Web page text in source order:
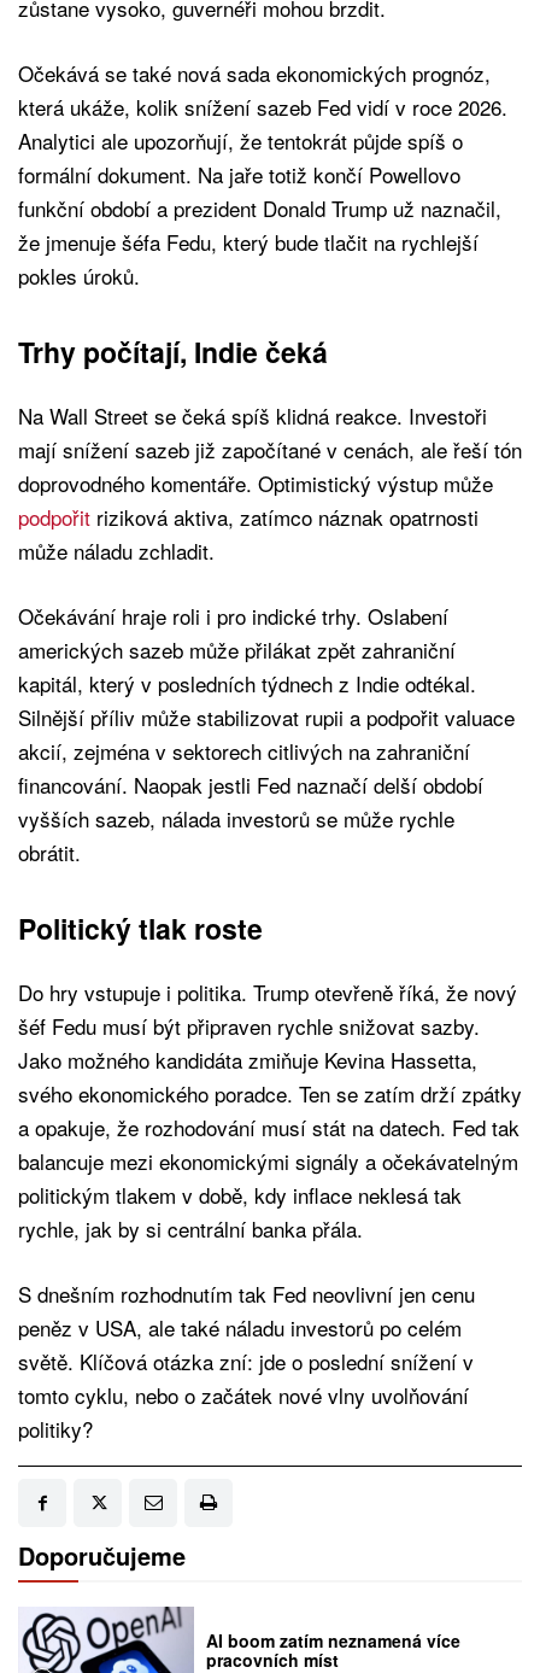
zůstane vysoko, guvernéři mohou brzdit.
Očekává se také nová sada ekonomických prognóz,
která ukáže, kolik snížení sazeb Fed vidí v roce 2026.
Analytici ale upozorňují, že tentokrát půjde spíš o
formální dokument. Na jaře totiž končí Powellovo
funkční období a prezident Donald Trump už naznačil,
že jmenuje šéfa Fedu, který bude tlačit na rychlejší
pokles úroků.
Trhy počítají, Indie čeká
Na Wall Street se čeká spíš klidná reakce. Investoři
mají snížení sazeb již započítané v cenách, ale řeší tón
doprovodného komentáře. Optimistický výstup může
podpořit riziková aktiva, zatímco náznak opatrnosti
může náladu zchladit.
Očekávání hraje roli i pro indické trhy. Oslabení
amerických sazeb může přilákat zpět zahraniční
kapitál, který v posledních týdnech z Indie odtékal.
Silnější příliv může stabilizovat rupii a podpořit valuace
akcií, zejména v sektorech citlivých na zahraniční
financování. Naopak jestli Fed naznačí delší období
vyšších sazeb, nálada investorů se může rychle
obrátit.
Politický tlak roste
Do hry vstupuje i politika. Trump otevřeně říká, že nový
šéf Fedu musí být připraven rychle snižovat sazby.
Jako možného kandidáta zmiňuje Kevina Hassetta,
svého ekonomického poradce. Ten se zatím drží zpátky
a opakuje, že rozhodování musí stát na datech. Fed tak
balancuje mezi ekonomickými signály a očekávatelným
politickým tlakem v době, kdy inflace neklesá tak
rychle, jak by si centrální banka přála.
S dnešním rozhodnutím tak Fed neovlivní jen cenu
peněz v USA, ale také náladu investorů po celém
světě. Klíčová otázka zní: jde o poslední snížení v
tomto cyklu, nebo o začátek nové vlny uvolňování
politiky?
Doporučujeme
AI boom zatím neznamená více
pracovních míst